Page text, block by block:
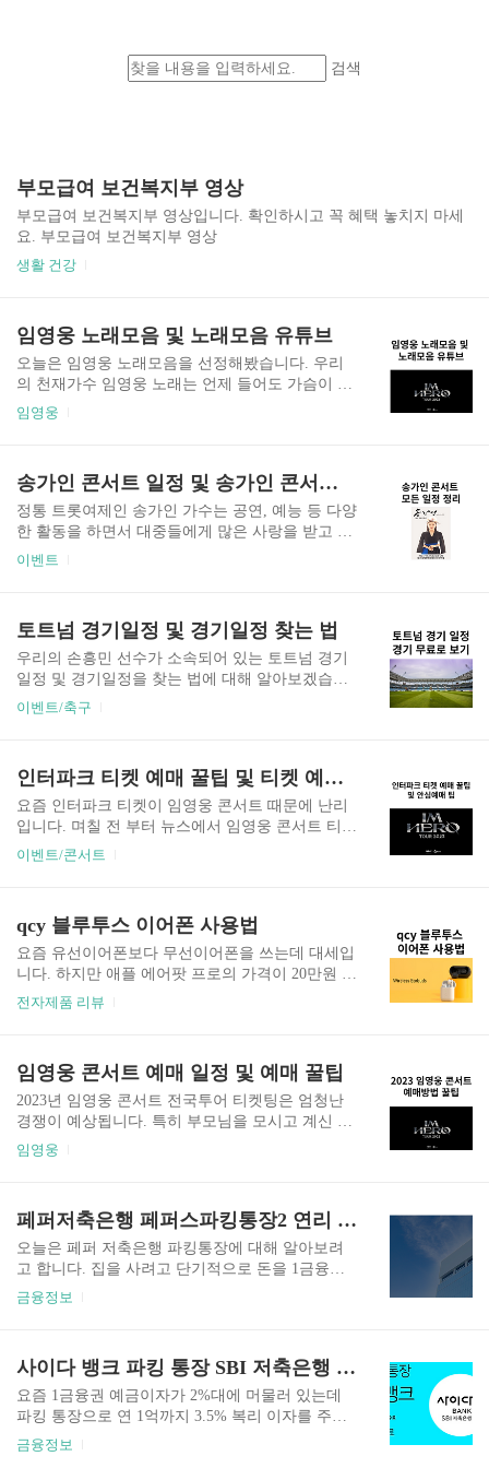
검색
부모급여 보건복지부 영상
부모급여 보건복지부 영상입니다. 확인하시고 꼭 혜택 놓치지 마세
요. 부모급여 보건복지부 영상
생활 건강
임영웅 노래모음 및 노래모음 유튜브
오늘은 임영웅 노래모음을 선정해봤습니다. 우리
의 천재가수 임영웅 노래는 언제 들어도 가슴이 메
입니다. 임영웅 노래를 찾아서 듣기가 늘 번거로운
만 들어도 마음에 위안이 되네요. 모래알갱이 우리
들의 블루스 이제 나만 믿어요 무지개 아버지 런던
보이 보금자리 다시 만날 수 있을까 별빛같은 나의
사랑아 임영웅 노래모음 신곡, 예전 곡 20곡 한시간
연속 재생 한 시간 20곡이 재생이 됩니다. 신곡과
래알갱이 02 Polaroid(폴라로이드) 03 LONDON BO
Y(..
임영웅
송가인 콘서트 일정 및 송가인 콘서트 예매 방법
정통 트롯여제인 송가인 가수는 공연, 예능 등 다양
한 활동을 하면서 대중들에게 많은 사랑을 받고 있
습니다. 송가인씨 노래를 듣고 있으면 소름돋을 정
다. 송가인 콘서트 일정 및 송가인 콘서트 예매 방
법 더 트롯 콘서트 - 금산 송가인 콘서트 출연 일정
: 2023.09.14(목) 오후 7시 15분 장소 : 금산군 종합
운동장 2023 충청남도 체육대회 개막 공연 송가인
콘서트 예매 방법 : 티켓 무료 2023년 충청남도 체
력부자 김희재, 트롯 아버지 설운도, 고음여향 금
잔..
이벤트
토트넘 경기일정 및 경기일정 찾는 법
우리의 손흥민 선수가 소속되어 있는 토트넘 경기
일정 및 경기일정을 찾는 법에 대해 알아보겠습니
다. 이미 첫번째 경기인 번리의 홈그라운드인 터프
2번째 경기는 셰필드와의 홈경기이며 9월 16일 밤
11시에 개최될 예정입니다. 토트넘 경기일정 (2023
년 9월) 토트넘 경기일정 9월 2일 토트넘 VS 번리 9
월 2일 경기는 위에서 말씀드린것과 같이 토트넘이
3골차이로 승리하였습니다. 초반에 선제골을 내 주
다시 보시고 다시한번 희열을 느껴보세요. SPOTV
NOW(스포티..
이벤트/축구
인터파크 티켓 예매 꿀팁 및 티켓 예매(안심) 서비스 안내
요즘 인터파크 티켓이 임영웅 콘서트 때문에 난리
입니다. 며칠 전 부터 뉴스에서 임영웅 콘서트 티켓
발행처인 인터파크 티켓에서 어르신들을 위한 전
매 꿀팁 및 티켓 안심예매에 관해 알려드리려고합
니다. 인터파크 티켓 예매 꿀팁 사전 준비 1. 인터
파크 티켓 홈페이지에 들어가서 회원 가입을 합니
다. 인터파크 티켓 홈페이지 바로가기 2. 인터파크
티켓 싸이트 반드시 자동로그인과 아이디 저장을
합니다. 자동로그인 기능은 혹시 사이트에서 서버
부하로 멈췄을 때, 재빠르게 다시 인터..
이벤트/콘서트
qcy 블루투스 이어폰 사용법
요즘 유선이어폰보다 무선이어폰을 쓰는데 대세입
니다. 하지만 애플 에어팟 프로의 가격이 20만원 중
반대로 서민들이 쉽게 구매할 수 없는 가격입니다.
격도 안 되는 기기인데 일반적으로 사용하는 데는
무리가 없을 정도로 성능이 좋습니다. 국내 총판이
생길 정도로 인기가 있는 브랜드로 성장하고 있습
니다. 이에 오늘은 QCY HT05 MeloBuds ANC 블루
투스 이어폰을 이용하여 qcy 블루투스 이어폰 사용
시면 아래 링크에서 동영상을 시청해보세요 QCY
T13 블루투스 무선..
전자제품 리뷰
임영웅 콘서트 예매 일정 및 예매 꿀팁
2023년 임영웅 콘서트 전국투어 티켓팅은 엄청난
경쟁이 예상됩니다. 특히 부모님을 모시고 계신 분
들은 임영웅 콘서트 티켓을 성공하신다면 엄청난
트 공연 예매 일정 아래 공연일정에 보시고 임영웅
콘서트 티켓을 예매하셔야합니다. 공연 지역에 따
라 티켓예매 일자가 다르니 꼭 메모하셨다가 성공
하시길 바랍니다. 임영웅 콘서트 티져 영상 임영웅
콘서트 티져 영상입니다. 우주를 형상화한 아주 심
들 뿐만 아니라 티켓을 되파는 사람들 때문에 엄청
난 티켓팅 경쟁은 뻔합니다. 9월 14일..
임영웅
페퍼저축은행 페퍼스파킹통장2 연리 3.2%
오늘은 페퍼 저축은행 파킹통장에 대해 알아보려
고 합니다. 집을 사려고 단기적으로 돈을 1금융권
(우리, 국민, 기업 등)에 저금해 놓으시는 분 많으실
는데 안 맡길 이유가 없습니다. 페퍼 저축은행 안전
한가요? 페퍼저축은행은 상호신용금고로써 2금융
권입니다. 작은 은행이라고 생각하시면 되고 정부
에서 5,000만원까지 지급보증을 해주는 은행입니
다. 2금융권이 페퍼저축은행이 하는 일도 1금융권
금융정보
사이다 뱅크 파킹 통장 SBI 저축은행 연이자 3.5% 복리
요즘 1금융권 예금이자가 2%대에 머물러 있는데
파킹 통장으로 연 1억까지 3.5% 복리 이자를 주는
사이다 뱅크가 있어 소개하려고 합니다. 대부분 짜
금융정보